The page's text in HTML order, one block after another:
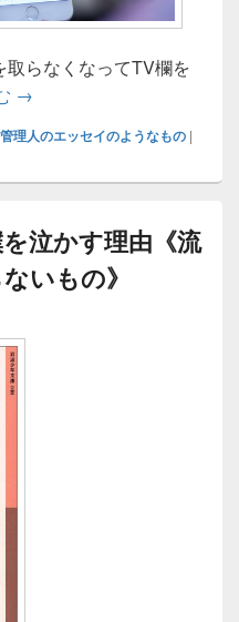
らなくなってTV欄を
TVのチカラはまだ残ってる
→
管理人のエッセイのようなもの |
泣かす理由《流
いもの》